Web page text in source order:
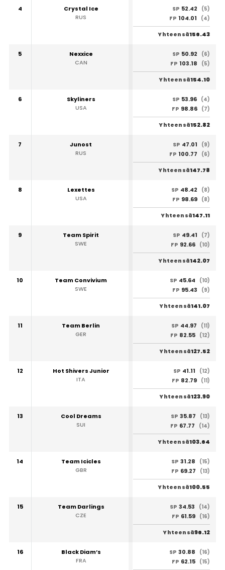
4
Crystal Ice
RUS
SP 52.42
(5)
FP 104.01 (4)
Yhteensä156.43
5
Nexxice
CAN
SP 50.92
(6)
FP 103.18 (5)
Yhteensä154.10
6
Skyliners
USA
SP 53.96 (4)
FP 98.86 (7)
Yhteensä152.82
7
Junost
RUS
SP 47.01
(9)
FP 100.77 (6)
Yhteensä147.78
8
Lexettes
USA
SP 48.42
(8)
FP 98.69 (8)
Yhteensä147.11
9
Team Spirit
SWE
SP 49.41
(7)
FP 92.66 (10)
Yhteensä142.07
10
Team Convivium
SWE
SP 45.64
(10)
FP 95.43 (9)
Yhteensä141.07
11
Team Berlin
GER
SP 44.97
(11)
FP 82.55 (12)
Yhteensä127.52
12
Hot Shivers Junior
ITA
SP 41.11
(12)
FP 82.79 (11)
Yhteensä123.90
13
Cool Dreams
SUI
SP 35.87
(13)
FP 67.77 (14)
Yhteensä103.64
14
Team Icicles
GBR
SP 31.28
(15)
FP 69.27 (13)
Yhteensä100.55
15
Team Darlings
CZE
SP 34.53
(14)
FP 61.59 (16)
Yhteensä96.12
16
Black Diam’s
FRA
SP 30.88
(16)
FP 62.15 (15)